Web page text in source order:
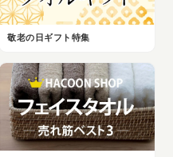
敬老の日ギフト特集